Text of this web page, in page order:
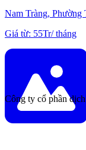
Nam Tràng,
Giá từ: 55Tr/tháng
Công ty cổ phần